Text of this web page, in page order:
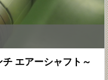
エアーシャフト～